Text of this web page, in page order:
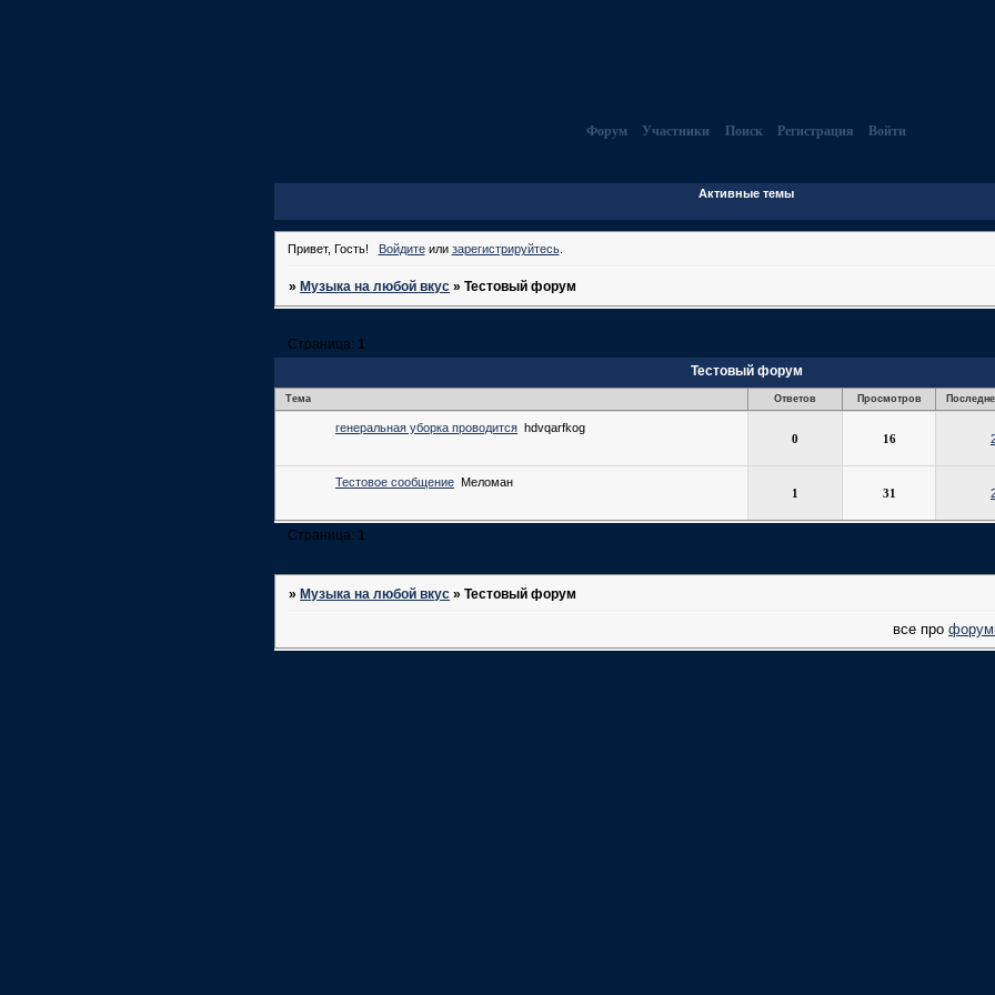
Форум Участники Поиск Регистрация Войти
Активные темы
Привет, Гость! Войдитеили зарегистрируйтесь.
»Музыка на любой вкус »Тестовый форум
Тестовый форум
Страница: 1
Тема Ответов Просмотров
генеральная уборка проводится hdvqarfkog
0
16
Тестовое сообщение Меломан
1
31
Страница: 1
» Музыка на любой вкус »Тестовый форум
все про